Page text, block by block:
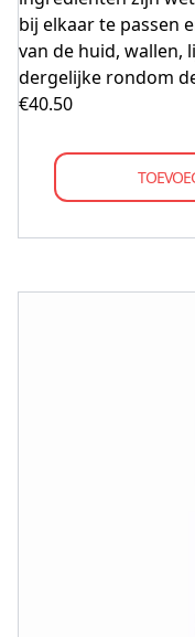
bij elkaar te passen
van de huid, wallen,
dergelijke rondom
€40.50